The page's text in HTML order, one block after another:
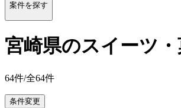
案件を探す
宮崎県のスイーツ
64件/全64件
条件変更